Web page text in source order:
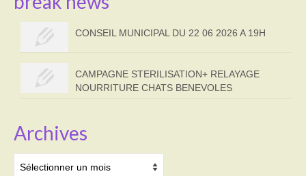
CONSEIL MUNICIPAL DU 22 06 2026 A 19H
CAMPAGNE STERILISATION+ RELAYAGE
NOURRITURE CHATS BENEVOLES
Archives